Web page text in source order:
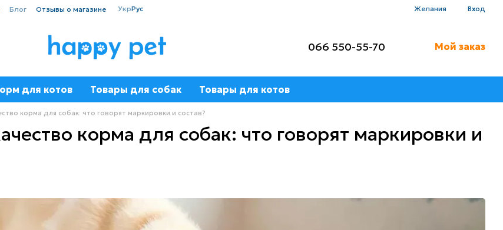
Блог Отзывы о магазине УкрРус Желания Вход
066 550-55-70 Мой заказ
для котов Товары для собак Товары для котов
корма для собак: что говорят маркировки и состав?
корма для собак: что говорят маркировки и